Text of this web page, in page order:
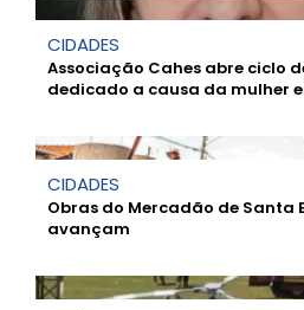
CIDADES
Associação Cahes abre ciclo
dedicado a causa da mulher
CIDADES
Obras do Mercadão de Santa
avançam